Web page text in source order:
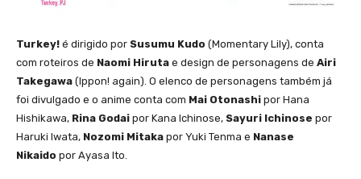
Turkey! é dirigido por Susumu Kudo (Momentary Lily), conta
com roteiros de Naomi Hiruta e design de personagens de Airi
Takegawa (Ippon! again). O elenco de personagens também já
foi divulgado e o anime conta com Mai Otonashi por Hana
Hishikawa, Rina Godai por Kana Ichinose, Sayuri Ichinose por
Haruki Iwata, Nozomi Mitaka por Yuki Tenma e Nanase
Nikaido por Ayasa Ito.